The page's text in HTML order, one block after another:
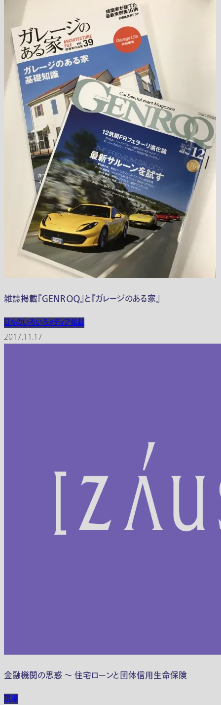
雑誌掲載『ＧＥＮＲＯＱ』と『ガレージのある家』
日々のいろいろメディア掲載
2017.11.17
金融機関の思惑 ～ 住宅ローンと団体信用生命保険
現場